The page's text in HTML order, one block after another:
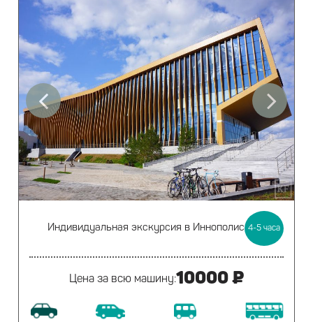
Индивидуальная экскурсия в Иннополис 4-5часа
Цена за всю машину:10000 ₽